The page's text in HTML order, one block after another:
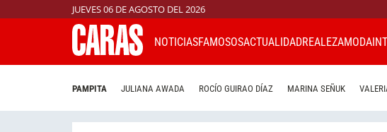
JUEVES 06 DE AGOSTO DEL 2026
NOTICIASFAMOSOSACTUALIDADREALEZAMODA
PAMPITA JULIANA AWADA ROCÍO GUIRAO DÍAZ MARINA SEÑUK